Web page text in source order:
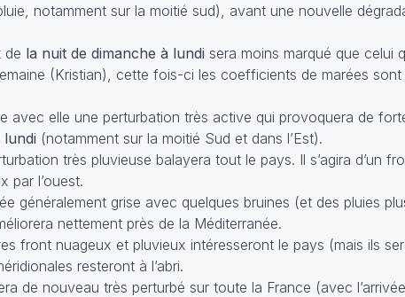
notamment sur la moitié sud), avant une nouvelle
de la nuit de dimanche à lundi sera moins marqué que celui
(Kristian), cette fois-ci les coefficients de marées
avec elle une perturbation très active qui provoquera de
lundi (notamment sur la moitié Sud et dans l’Est).
très pluvieuse balayera tout le pays. Il s’agira d’un
par l’ouest.
généralement grise avec quelques bruines (et des pluies
nettement près de la Méditerranée.
front nuageux et pluvieux intéresseront le pays (mais ils
resteront à l’abri.
de nouveau très perturbé sur toute la France (avec